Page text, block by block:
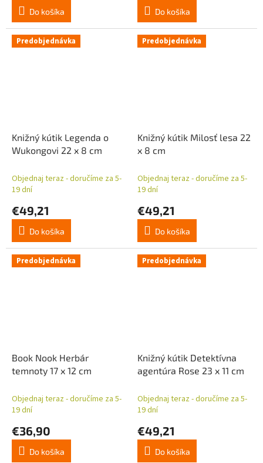
Do košíka Do košíka
Predobjednávka
Knižný kútik Legenda o
Wukongovi 22 x 8 cm
Objednaj teraz - doručíme za 5-
19 dní
€49,21
Do košíka
Predobjednávka
Knižný kútik Milosť lesa 22
x 8 cm
Objednaj teraz - doručíme za 5-
19 dní
€49,21
Do košíka
Predobjednávka
Book Nook Herbár
temnoty 17 x 12 cm
Objednaj teraz - doručíme za 5-
19 dní
€36,90
Do košíka
Predobjednávka
Knižný kútik Detektívna
agentúra Rose 23 x 11 cm
Objednaj teraz - doručíme za 5-
19 dní
€49,21
Do košíka